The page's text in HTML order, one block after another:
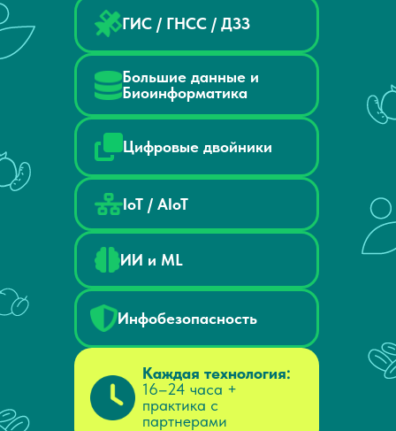
ГИС / ГНСС / ДЗЗ
Большие данные и
Биоинформатика
Цифровые двойники
IoT / AIoT
ИИ и ML
Инфобезопасность
Каждая технология:
16–24 часа +
практика с
партнерами